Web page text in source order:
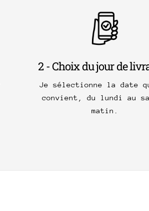
2 - Choix du jour de
Je sélectionne la date
convient, du lundi au
matin.